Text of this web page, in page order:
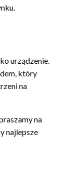
urządzenie.
który
na
na
najlepsze